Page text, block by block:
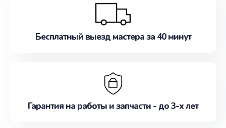
Бесплатный выезд мастера за 40 минут
Гарантия на работы и запчасти - до 3-х лет